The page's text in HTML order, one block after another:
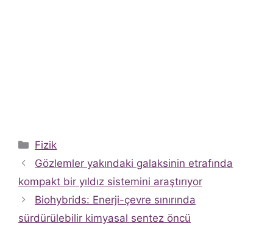
Kategoriler
Fizik
Gözlemler yakındaki galaksinin etrafında
kompakt bir yıldız sistemini araştırıyor
Biohybrids: Enerji-çevre sınırında
sürdürülebilir kimyasal sentez öncü